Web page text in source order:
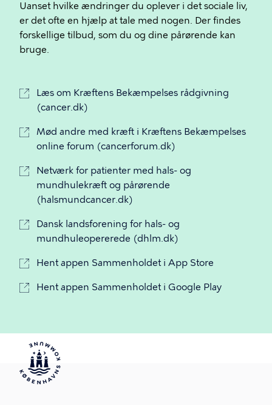
Uanset hvilke ændringer du oplever i det sociale liv,
er det ofte en hjælp at tale med nogen. Der findes
forskellige tilbud, som du og dine pårørende kan
bruge.
Læs om Kræftens Bekæmpelses rådgivning
(cancer.dk)
Mød andre med kræft i Kræftens Bekæmpelses
online forum (cancerforum.dk)
Netværk for patienter med hals- og
mundhulekræft og pårørende
(halsmundcancer.dk)
Dansk landsforening for hals- og
mundhuleopererede (dhlm.dk)
Hent appen Sammenholdet i App Store
Hent appen Sammenholdet i Google Play